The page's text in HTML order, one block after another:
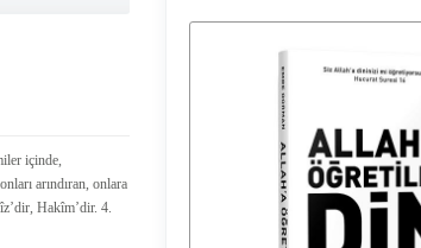
içinde,
arındıran, onlara
Hakîm’dir. 4.